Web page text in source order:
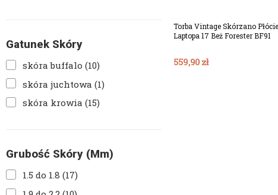
Gatunek Skóry
skóra buffalo(10)
skóra juchtowa(1)
skóra krowia(15)
Grubość Skóry (mm)
1.5 do 1.8(17)
Torba Vintage Skórzano
Laptopa 17 Beż Forester BF91
559,90 zł